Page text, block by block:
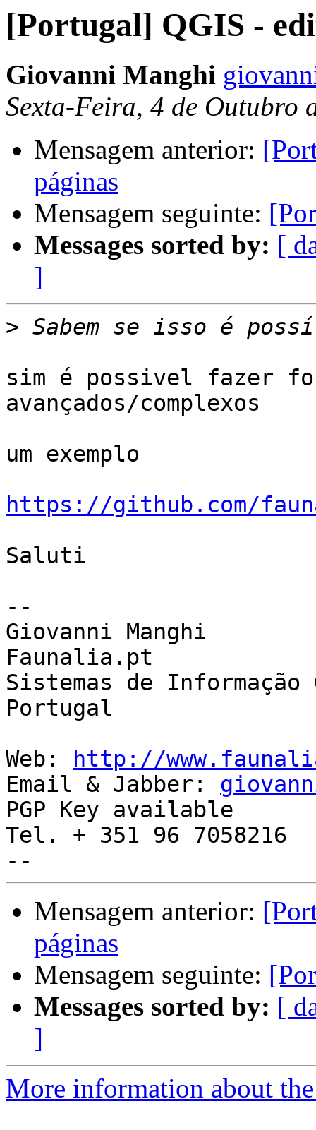
[Portugal] QGIS -
Giovanni Manghi
Sexta-Feira, 4 de Outubro
Mensagem anterior:
páginas
Mensagem seguinte:
Messages sorted by: [
]
>
sim é possivel fazer
avançados/complexos
um exemplo
https://github.com/
Saluti
--
Giovanni Manghi
Faunalia.pt
Sistemas de Informação
Portugal
Web:
http://
Email & Jabber:
PGP Key available
Tel. + 351 96 7058216
Mensagem anterior:
páginas
Mensagem seguinte:
Messages sorted by: [
]
More information about